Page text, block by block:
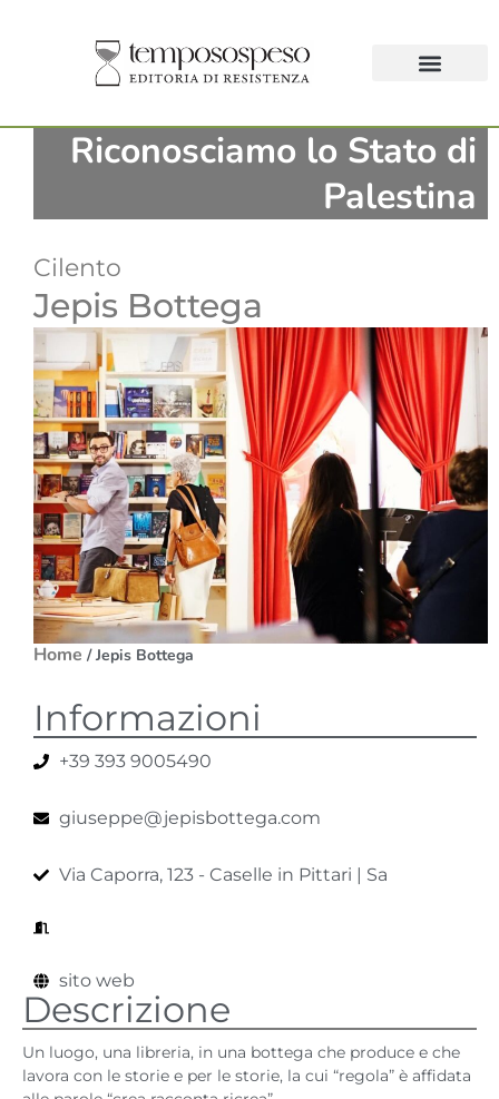
Riconosciamo lo Stato di
Palestina
Cilento
Jepis Bottega
Home / Jepis Bottega
Informazioni
+39 393 9005490
giuseppe@jepisbottega.com
Via Caporra, 123 - Caselle in Pittari | Sa
sito web
Descrizione
Un luogo, una libreria, in una bottega che produce e che
lavora con le storie e per le storie, la cui “regola” è affidata